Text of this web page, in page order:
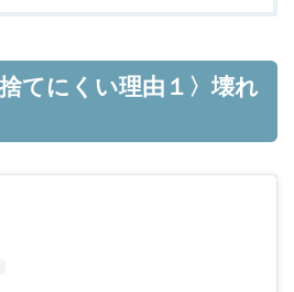
てにくい理由１〉壊れ